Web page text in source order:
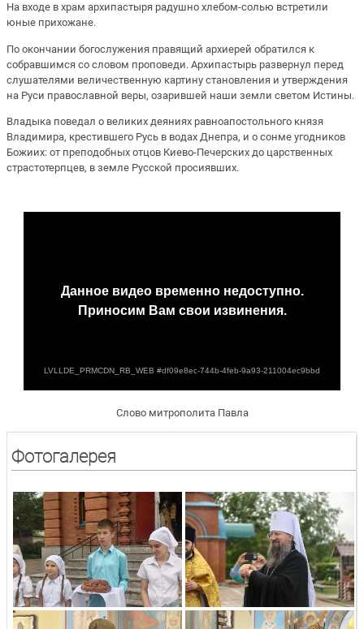
На входе в храм архипастыря радушно хлебом-солью встретили
юные прихожане.
По окончании богослужения правящий архиерей обратился к
собравшимся со словом проповеди. Архипастырь развернул перед
слушателями величественную картину становления и утверждения
на Руси православной веры, озарившей наши земли светом Истины.
Владыка поведал о великих деяниях равноапостольного князя
Владимира, крестившего Русь в водах Днепра, и о сонме угодников
Божиих: от преподобных отцов Киево-Печерских до царственных
страстотерпцев, в земле Русской просиявших.
Слово митрополита Павла
Фотогалерея